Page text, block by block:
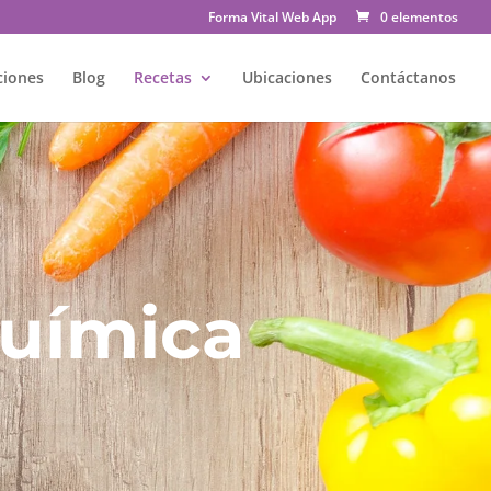
Forma Vital Web App 0 elementos
Blog Recetas Ubicaciones Contáctanos